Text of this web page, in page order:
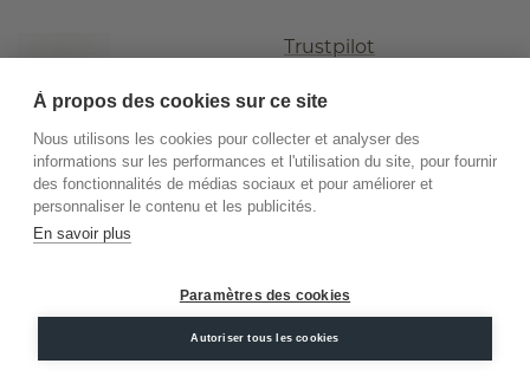
Trustpilot
.DiamondsByMe
Conditions
Confidentialité
Mentions
À propos des cookies sur ce site
Nous utilisons les cookies pour collecter et analyser des
informations sur les performances et l'utilisation du site, pour fournir
des fonctionnalités de médias sociaux et pour améliorer et
personnaliser le contenu et les publicités.
En savoir plus
Paramètres des cookies
Autoriser tous les cookies